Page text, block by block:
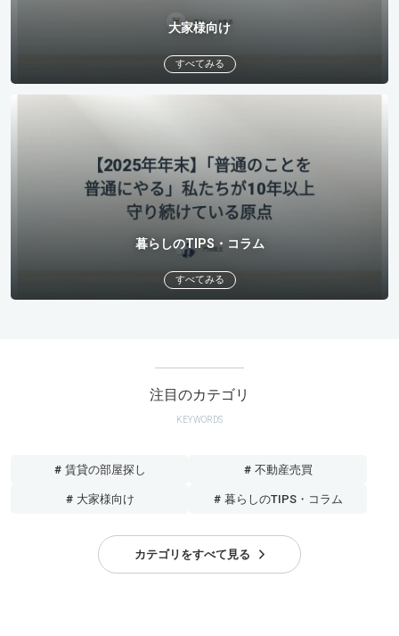
大家様向け
すべてみる
暮らしのTIPS・コラム
すべてみる
注目のカテゴリ
KEYWORDS
# 賃貸の部屋探し # 不動産売買
# 大家様向け # 暮らしのTIPS・コラム
カテゴリをすべて見る